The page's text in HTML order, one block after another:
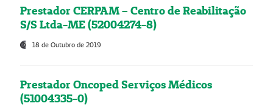
Prestador CERPAM – Centro de Reabilitação
S/S Ltda-ME (52004274-8)
18 de Outubro de 2019
Prestador Oncoped Serviços Médicos
(51004335-0)